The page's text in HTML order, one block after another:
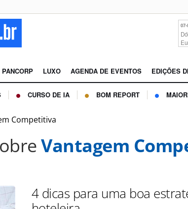
07-
PANCORP LUXO AGENDA DE EVENTOS EDIÇÕES
CURSO DE IA BOM REPORT
Competitiva
Vantagem
4 dicas para uma boa